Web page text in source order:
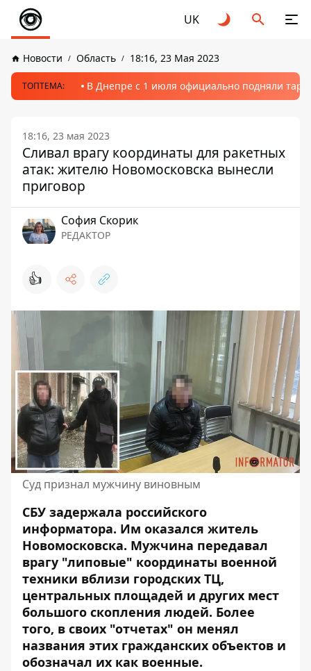
UK
Новости Область 18:16, 23 Мая 2023
ТОПТЕМА: В Днепре с 1 июля официально подняли
18:16, 23 мая 2023
Сливал врагу координаты для ракетных
атак: жителю Новомосковска вынесли
приговор
София Скорик
РЕДАКТОР
👍
Суд признал мужчину виновным
СБУ задержала российского
информатора. Им оказался житель
Новомосковска. Мужчина передавал
врагу "липовые" координаты военной
техники вблизи городских ТЦ,
центральных площадей и других мест
большого скопления людей. Более
того, в своих "отчетах" он менял
названия этих гражданских объектов и
обозначал их как военные.